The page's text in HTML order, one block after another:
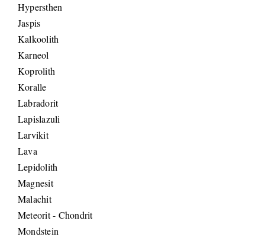
Hypersthen
Jaspis
Kalkoolith
Karneol
Koprolith
Koralle
Labradorit
Lapislazuli
Larvikit
Lava
Lepidolith
Magnesit
Malachit
Meteorit - Chondrit
Mondstein